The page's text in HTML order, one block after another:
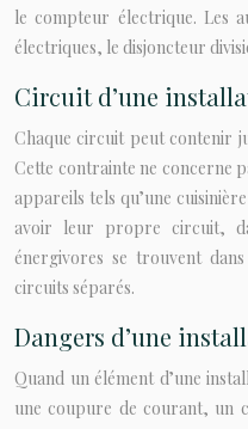
le compteur électrique. Les
électriques, le disjoncteur
Circuit d’une
Chaque circuit peut contenir
Cette contrainte ne concerne
appareils tels qu’une
avoir leur propre circuit,
énergivores se trouvent
circuits séparés.
Dangers d’une
Quand un élément d’une
une coupure de courant, un